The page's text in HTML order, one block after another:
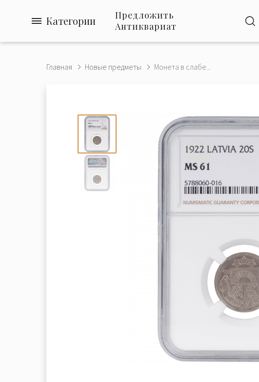
Категории
Предложить
Антиквариат
Главная Новые предметы Монета в слабе...